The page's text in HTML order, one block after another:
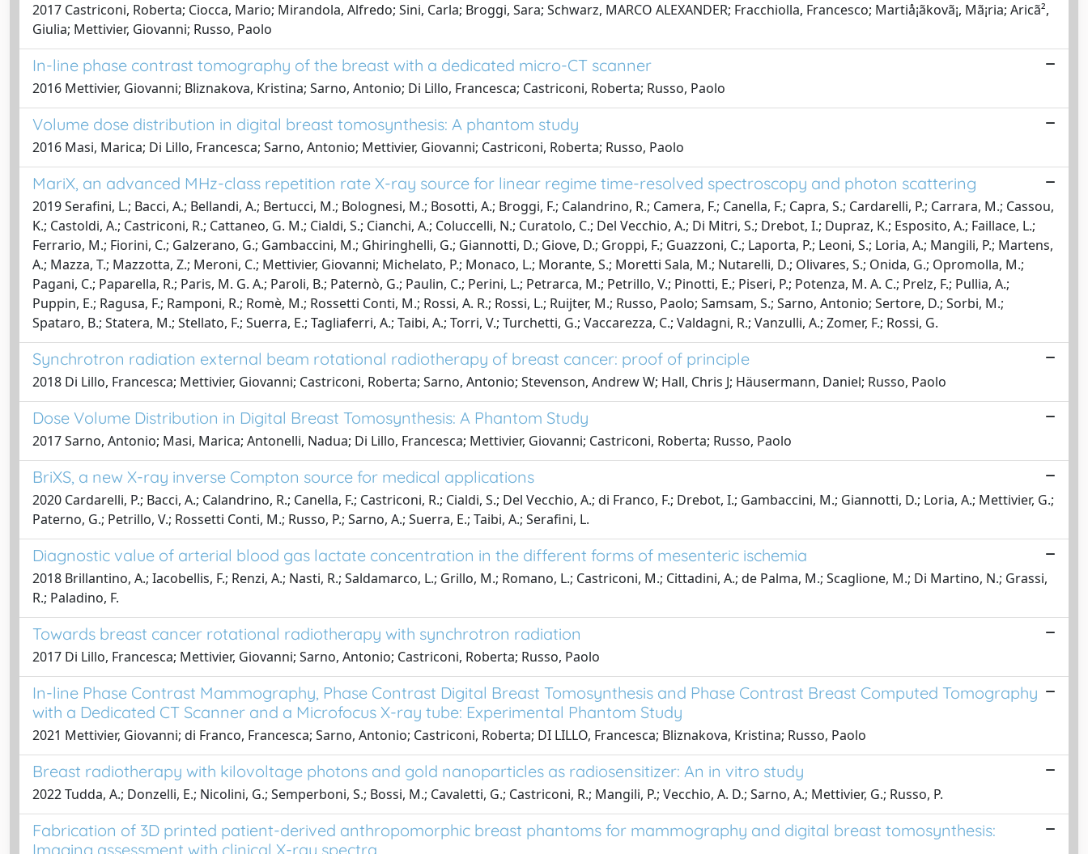
2017 Castriconi, Roberta; Ciocca, Mario; Mirandola, Alfredo; Sini, Carla; Broggi, Sara; Schwarz, MARCO ALEXANDER; Fracchiolla, Francesco; Martiå¡ã­kovã¡, Mã¡ria; Aricã²,
Giulia; Mettivier, Giovanni; Russo, Paolo
In-line phase contrast tomography of the breast with a dedicated micro-CT scanner
2016 Mettivier, Giovanni; Bliznakova, Kristina; Sarno, Antonio; Di Lillo, Francesca; Castriconi, Roberta; Russo, Paolo
Volume dose distribution in digital breast tomosynthesis: A phantom study
2016 Masi, Marica; Di Lillo, Francesca; Sarno, Antonio; Mettivier, Giovanni; Castriconi, Roberta; Russo, Paolo
MariX, an advanced MHz-class repetition rate X-ray source for linear regime time-resolved spectroscopy and photon scattering
2019 Serafini, L.; Bacci, A.; Bellandi, A.; Bertucci, M.; Bolognesi, M.; Bosotti, A.; Broggi, F.; Calandrino, R.; Camera, F.; Canella, F.; Capra, S.; Cardarelli, P.; Carrara, M.; Cassou,
K.; Castoldi, A.; Castriconi, R.; Cattaneo, G. M.; Cialdi, S.; Cianchi, A.; Coluccelli, N.; Curatolo, C.; Del Vecchio, A.; Di Mitri, S.; Drebot, I.; Dupraz, K.; Esposito, A.; Faillace, L.;
Ferrario, M.; Fiorini, C.; Galzerano, G.; Gambaccini, M.; Ghiringhelli, G.; Giannotti, D.; Giove, D.; Groppi, F.; Guazzoni, C.; Laporta, P.; Leoni, S.; Loria, A.; Mangili, P.; Martens,
A.; Mazza, T.; Mazzotta, Z.; Meroni, C.; Mettivier, Giovanni; Michelato, P.; Monaco, L.; Morante, S.; Moretti Sala, M.; Nutarelli, D.; Olivares, S.; Onida, G.; Opromolla, M.;
Pagani, C.; Paparella, R.; Paris, M. G. A.; Paroli, B.; Paternò, G.; Paulin, C.; Perini, L.; Petrarca, M.; Petrillo, V.; Pinotti, E.; Piseri, P.; Potenza, M. A. C.; Prelz, F.; Pullia, A.;
Puppin, E.; Ragusa, F.; Ramponi, R.; Romè, M.; Rossetti Conti, M.; Rossi, A. R.; Rossi, L.; Ruijter, M.; Russo, Paolo; Samsam, S.; Sarno, Antonio; Sertore, D.; Sorbi, M.;
Spataro, B.; Statera, M.; Stellato, F.; Suerra, E.; Tagliaferri, A.; Taibi, A.; Torri, V.; Turchetti, G.; Vaccarezza, C.; Valdagni, R.; Vanzulli, A.; Zomer, F.; Rossi, G.
Synchrotron radiation external beam rotational radiotherapy of breast cancer: proof of principle
2018 Di Lillo, Francesca; Mettivier, Giovanni; Castriconi, Roberta; Sarno, Antonio; Stevenson, Andrew W; Hall, Chris J; Häusermann, Daniel; Russo, Paolo
Dose Volume Distribution in Digital Breast Tomosynthesis: A Phantom Study
2017 Sarno, Antonio; Masi, Marica; Antonelli, Nadua; Di Lillo, Francesca; Mettivier, Giovanni; Castriconi, Roberta; Russo, Paolo
BriXS, a new X-ray inverse Compton source for medical applications
2020 Cardarelli, P.; Bacci, A.; Calandrino, R.; Canella, F.; Castriconi, R.; Cialdi, S.; Del Vecchio, A.; di Franco, F.; Drebot, I.; Gambaccini, M.; Giannotti, D.; Loria, A.; Mettivier, G.;
Paterno, G.; Petrillo, V.; Rossetti Conti, M.; Russo, P.; Sarno, A.; Suerra, E.; Taibi, A.; Serafini, L.
Diagnostic value of arterial blood gas lactate concentration in the different forms of mesenteric ischemia
2018 Brillantino, A.; Iacobellis, F.; Renzi, A.; Nasti, R.; Saldamarco, L.; Grillo, M.; Romano, L.; Castriconi, M.; Cittadini, A.; de Palma, M.; Scaglione, M.; Di Martino, N.; Grassi,
R.; Paladino, F.
Towards breast cancer rotational radiotherapy with synchrotron radiation
2017 Di Lillo, Francesca; Mettivier, Giovanni; Sarno, Antonio; Castriconi, Roberta; Russo, Paolo
In-line Phase Contrast Mammography, Phase Contrast Digital Breast Tomosynthesis and Phase Contrast Breast Computed Tomography
with a Dedicated CT Scanner and a Microfocus X-ray tube: Experimental Phantom Study
2021 Mettivier, Giovanni; di Franco, Francesca; Sarno, Antonio; Castriconi, Roberta; DI LILLO, Francesca; Bliznakova, Kristina; Russo, Paolo
Breast radiotherapy with kilovoltage photons and gold nanoparticles as radiosensitizer: An in vitro study
2022 Tudda, A.; Donzelli, E.; Nicolini, G.; Semperboni, S.; Bossi, M.; Cavaletti, G.; Castriconi, R.; Mangili, P.; Vecchio, A. D.; Sarno, A.; Mettivier, G.; Russo, P.
Fabrication of 3D printed patient-derived anthropomorphic breast phantoms for mammography and digital breast tomosynthesis:
Imaging assessment with clinical X-ray spectra